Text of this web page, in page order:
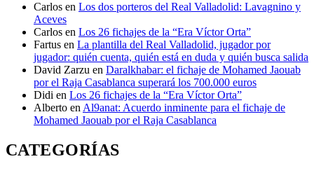
Carlos en Los dos porteros del Real Valladolid: Lavagnino y
Aceves
Carlos en Los 26 fichajes de la “Era Víctor Orta”
Fartus en La plantilla del Real Valladolid, jugador por
jugador: quién cuenta, quién está en duda y quién busca salida
David Zarzu en Daralkhabar: el fichaje de Mohamed Jaouab
por el Raja Casablanca superará los 700.000 euros
Didi en Los 26 fichajes de la “Era Víctor Orta”
Alberto en Al9anat: Acuerdo inminente para el fichaje de
Mohamed Jaouab por el Raja Casablanca
CATEGORÍAS